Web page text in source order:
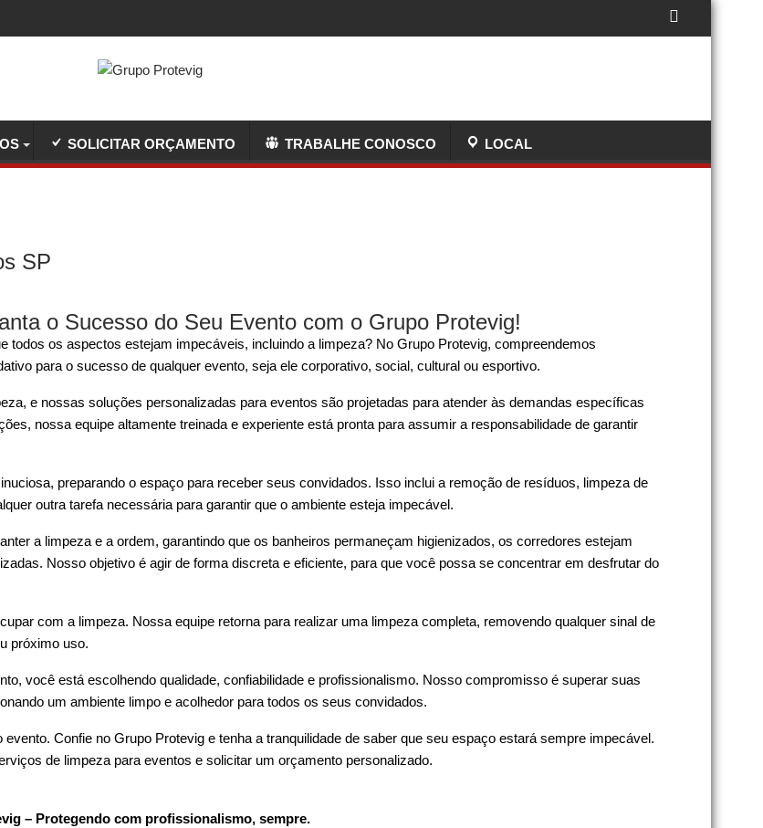
SOLICITAR ORÇAMENTO TRABALHE CONOSCO LOCAL
SP
o Sucesso do Seu Evento com o Grupo Protevig!
todos os aspectos estejam impecáveis, incluindo a limpeza? No Grupo Protevig, compreendemos
para o sucesso de qualquer evento, seja ele corporativo, social, cultural ou esportivo.
e nossas soluções personalizadas para eventos são projetadas para atender às demandas específicas
nossa equipe altamente treinada e experiente está pronta para assumir a responsabilidade de garantir
preparando o espaço para receber seus convidados. Isso inclui a remoção de resíduos, limpeza de
outra tarefa necessária para garantir que o ambiente esteja impecável.
a limpeza e a ordem, garantindo que os banheiros permaneçam higienizados, os corredores estejam
Nosso objetivo é agir de forma discreta e eficiente, para que você possa se concentrar em desfrutar do
com a limpeza. Nossa equipe retorna para realizar uma limpeza completa, removendo qualquer sinal de
próximo uso.
você está escolhendo qualidade, confiabilidade e profissionalismo. Nosso compromisso é superar suas
um ambiente limpo e acolhedor para todos os seus convidados.
Confie no Grupo Protevig e tenha a tranquilidade de saber que seu espaço estará sempre impecável.
de limpeza para eventos e solicitar um orçamento personalizado.
– Protegendo com profissionalismo, sempre.